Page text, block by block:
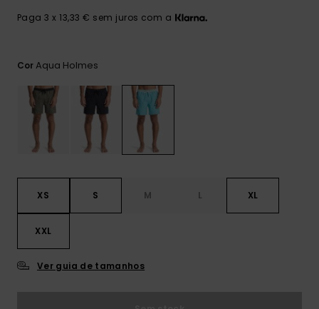
formulário de
Paga 3 x 13,33 € sem juros com a
CorAqua Holmes
XS S M L XL
XXL
Ver guia de tamanhos